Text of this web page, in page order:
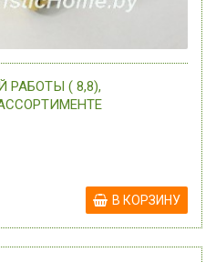
РАБОТЫ ( 8,8),
В КОРЗИНУ